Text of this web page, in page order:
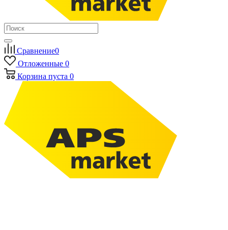
Сравнение0
Отложенные 0
Корзина пуста 0